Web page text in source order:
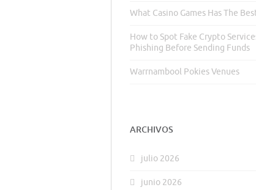
What Casino Games Has The
How to Spot Fake Crypto
Phishing Before Sending Funds
Warrnambool Pokies Venues
ARCHIVOS
julio 2026
junio 2026